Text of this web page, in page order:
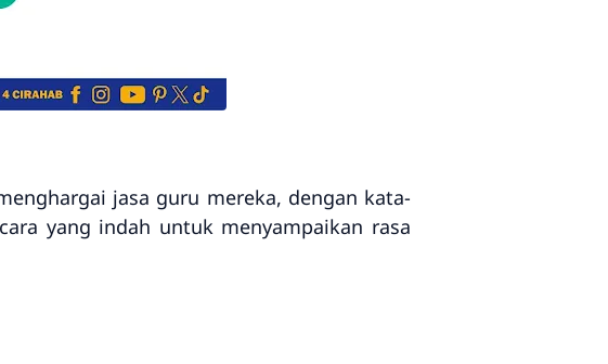
jasa guru mereka, dengan kata-
yang indah untuk menyampaikan rasa